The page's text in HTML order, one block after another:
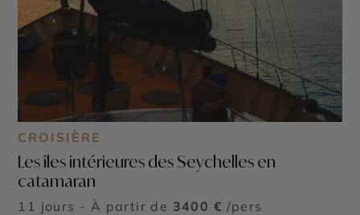
CROISIÈRE
Les îles intérieures des Seychelles en
catamaran
11 jours - À partir de 3400 € /pers